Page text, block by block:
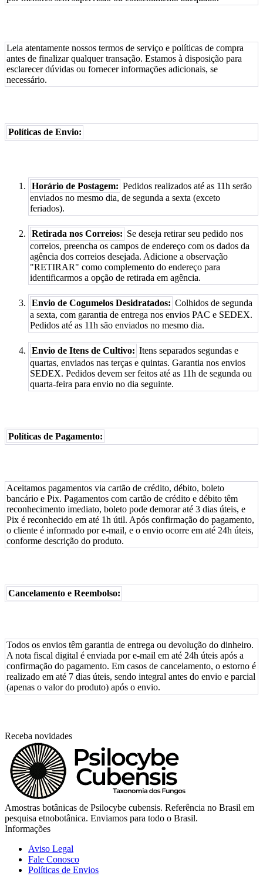
Leia atentamente nossos termos de serviço e políticas de compra
antes de finalizar qualquer transação. Estamos à disposição para
esclarecer dúvidas ou fornecer informações adicionais, se
necessário.
Políticas de Envio:
Horário de Postagem: Pedidos realizados até as 11h serão
enviados no mesmo dia, de segunda a sexta (exceto
feriados).
Retirada nos Correios: Se deseja retirar seu pedido nos
correios, preencha os campos de endereço com os dados da
agência dos correios desejada. Adicione a observação
"RETIRAR" como complemento do endereço para
identificarmos a opção de retirada em agência.
Envio de Cogumelos Desidratados: Colhidos de segunda
a sexta, com garantia de entrega nos envios PAC e SEDEX.
Pedidos até as 11h são enviados no mesmo dia.
Envio de Itens de Cultivo: Itens separados segundas e
quartas, enviados nas terças e quintas. Garantia nos envios
SEDEX. Pedidos devem ser feitos até as 11h de segunda ou
quarta-feira para envio no dia seguinte.
Políticas de Pagamento:
Aceitamos pagamentos via cartão de crédito, débito, boleto
bancário e Pix. Pagamentos com cartão de crédito e débito têm
reconhecimento imediato, boleto pode demorar até 3 dias úteis, e
Pix é reconhecido em até 1h útil. Após confirmação do pagamento,
o cliente é informado por e-mail, e o envio ocorre em até 24h úteis,
conforme descrição do produto.
Cancelamento e Reembolso:
Todos os envios têm garantia de entrega ou devolução do dinheiro.
A nota fiscal digital é enviada por e-mail em até 24h úteis após a
confirmação do pagamento. Em casos de cancelamento, o estorno é
realizado em até 7 dias úteis, sendo integral antes do envio e parcial
(apenas o valor do produto) após o envio.
Receba novidades
Amostras botânicas de Psilocybe cubensis. Referência no Brasil em
pesquisa etnobotânica. Enviamos para todo o Brasil.
Informações
Aviso Legal
Fale Conosco
Políticas de Envios